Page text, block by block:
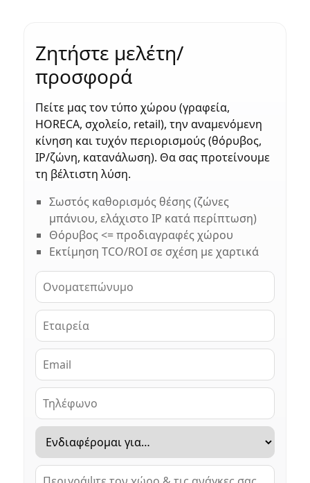
Ζητήστε μελέτη/
προσφορά
Πείτε μας τον τύπο χώρου (γραφεία,
HORECA, σχολείο, retail), την αναμενόμενη
κίνηση και τυχόν περιορισμούς (θόρυβος,
IP/ζώνη, κατανάλωση). Θα σας προτείνουμε
τη βέλτιστη λύση.
Σωστός καθορισμός θέσης (ζώνες
μπάνιου, ελάχιστο IP κατά περίπτωση)
Θόρυβος <= προδιαγραφές χώρου
Εκτίμηση TCO/ROI σε σχέση με χαρτικά